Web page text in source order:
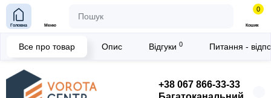
+38 067 866-33-33
Головна Меню
0
Кошик
Все про товар Опис Відгуки 0 Питання -